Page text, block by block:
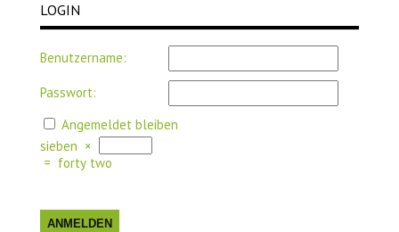
LOGIN
Benutzername:
Passwort:
Angemeldet bleiben
sieben ×
= forty two
ANMELDEN